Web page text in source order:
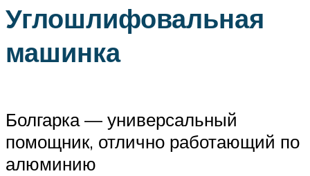
Углошлифовальная
машинка
Болгарка — универсальный
помощник, отлично работающий по
алюминию